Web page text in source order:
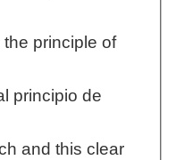
principle of
principio de
and this clear